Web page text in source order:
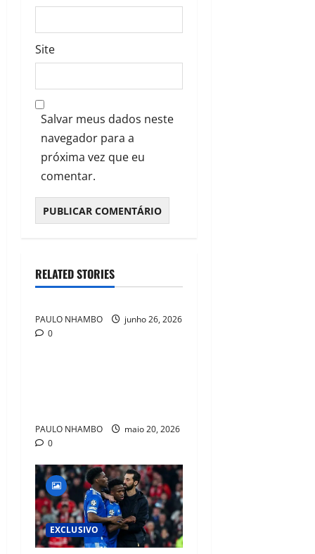
Site
Salvar meus dados neste
navegador para a
próxima vez que eu
comentar.
RELATED STORIES
EXCLUSIVO
PAULO NHAMBO
junho 26, 2026
0EXCLUSIVO
PAULO NHAMBO
maio 20, 2026
0
EXCLUSIVO